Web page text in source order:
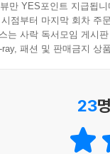
만 YES포인트 지급됩니
점부터 마지막 회차 주
는 사락 독서모임 게시
패션 및 판매금지 상
23